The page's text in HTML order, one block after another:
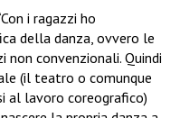
i ragazzi ho
della danza, ovvero le
non convenzionali. Quindi
(il teatro o comunque
al lavoro coreografico)